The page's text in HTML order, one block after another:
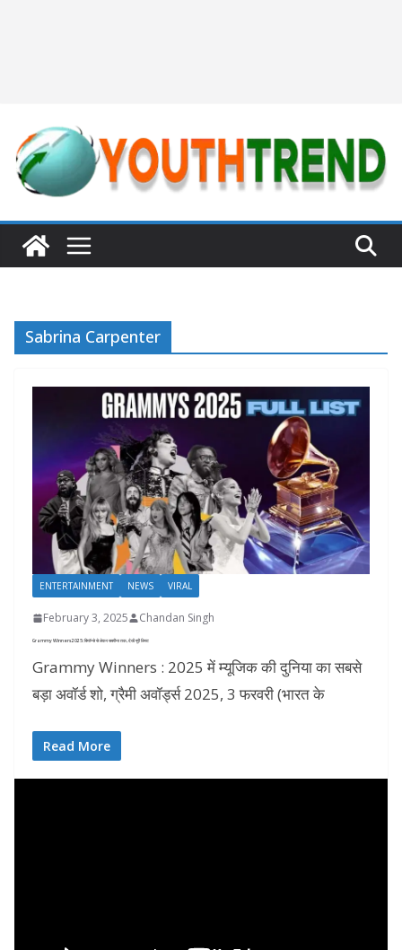
Sabrina Carpenter
ENTERTAINMENT NEWS VIRAL
February 3, 2025 Chandan Singh
Grammy Winners 2025: बियॉन्से से लेकर सबरीना तक, देखें पूरी लिस्ट
Grammy Winners : 2025 में म्यूजिक की दुनिया का सबसे
बड़ा अवॉर्ड शो, ग्रैमी अवॉर्ड्स 2025, 3 फरवरी (भारत के
Read More